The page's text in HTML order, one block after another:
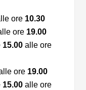
ore 10.30
ore 19.00
15.00 alle ore
ore 19.00
15.00 alle ore